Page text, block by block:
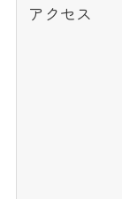
アクセス